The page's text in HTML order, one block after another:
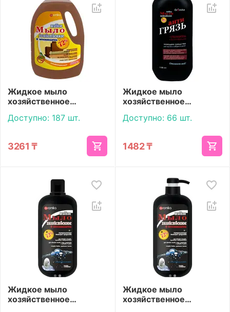
Жидкое мыло
хозяйственное
Антибактериальное
Доступно: 187 шт.
3261 ₸
Жидкое мыло
хозяйственное
Антигрязь 1100 мл
Доступно: 66 шт.
1482₸
Жидкое мыло
хозяйственное
Жидкое мыло
хозяйственное